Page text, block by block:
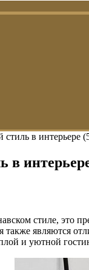
стиль в интерьере
в
стиле, это
являются
и уютной